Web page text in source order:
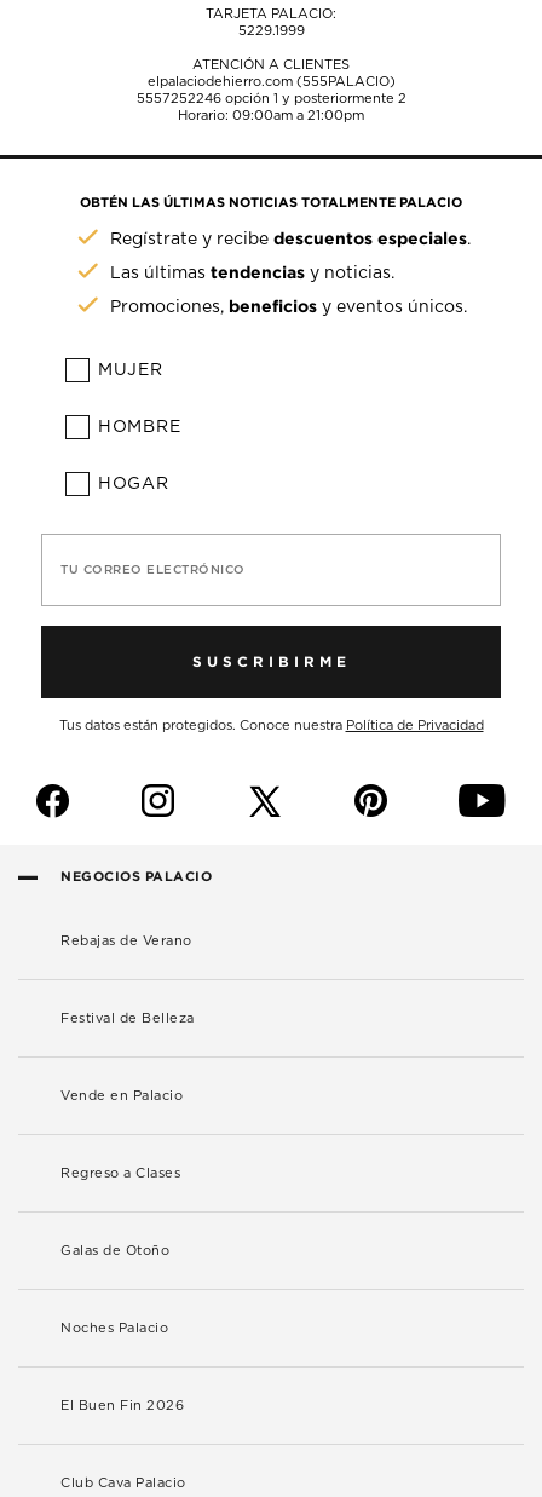
TARJETA PALACIO:
5229.1999
ATENCIÓN A CLIENTES
elpalaciodehierro.com (555PALACIO)
5557252246opción 1 y posteriormente 2
Horario: 09:00am a 21:00pm
OBTÉN LAS ÚLTIMAS NOTICIAS TOTALMENTE PALACIO
Regístrate y recibedescuentos especiales.
Las últimastendencias y noticias.
Promociones, beneficios y eventos únicos.
MUJER
HOMBRE
HOGAR
TU CORREO ELECTRÓNICO
SUSCRIBIRME
Tus datos están protegidos. Conoce nuestra Política de Privacidad
f i p y
NEGOCIOS PALACIO
Rebajas de Verano
Festival de Belleza
Vende en Palacio
Regreso a Clases
Galas de Otoño
Noches Palacio
El Buen Fin 2026
Club Cava Palacio